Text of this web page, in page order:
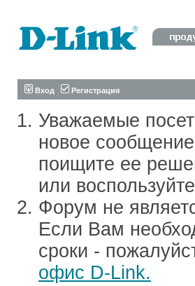
Вход Регистрация
Уважаемые
новое
поищите ее
или
Форум не
Если Вам
сроки -
офис D-Link.